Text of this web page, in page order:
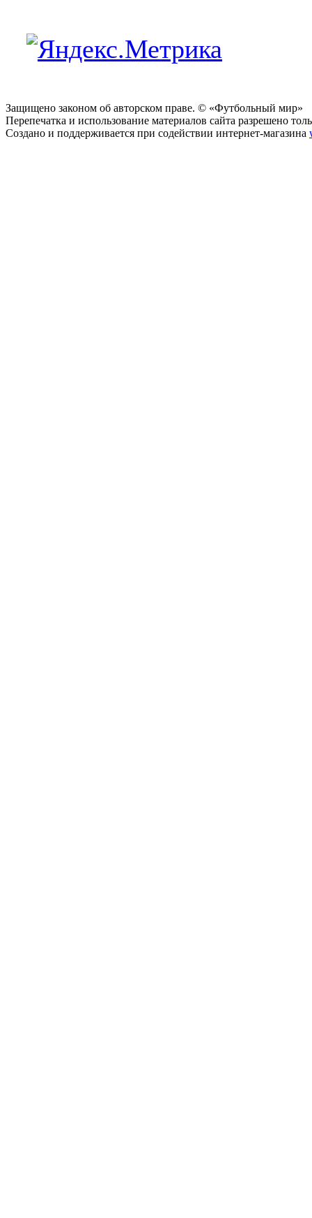
Защищено законом об авторском праве. © «Футбольный мир»
Перепечатка и использование материалов сайта разрешено
Создано и поддерживается при содействии интернет-магазина